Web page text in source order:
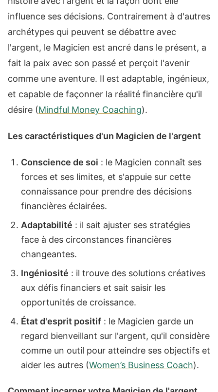
influence ses décisions. Contrairement à d'autres
archétypes qui peuvent se débattre avec
l'argent, le Magicien est ancré dans le présent, a
fait la paix avec son passé et perçoit l'avenir
comme une aventure. Il est adaptable, ingénieux,
et capable de façonner la réalité financière qu'il
désire (Mindful Money Coaching).
Les caractéristiques d'un Magicien de l'argent
Conscience de soi : le Magicien connaît ses
forces et ses limites, et s'appuie sur cette
connaissance pour prendre des décisions
financières éclairées.
Adaptabilité : il sait ajuster ses stratégies
face à des circonstances financières
changeantes.
Ingéniosité : il trouve des solutions créatives
aux défis financiers et sait saisir les
opportunités de croissance.
État d'esprit positif : le Magicien garde un
regard bienveillant sur l'argent, qu'il considère
comme un outil pour atteindre ses objectifs et
aider les autres (Women’s Business Coach).